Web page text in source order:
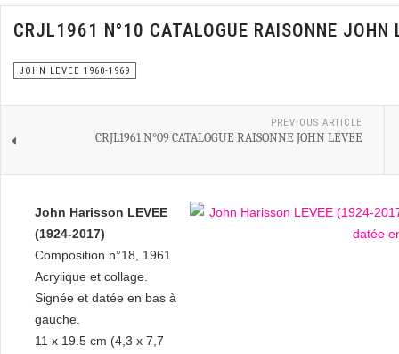
CRJL1961 N°10 CATALOGUE RAISONNE JOHN
JOHN LEVEE 1960-1969
PREVIOUS ARTICLE
CRJL1961 N°09 CATALOGUE RAISONNE JOHN LEVEE
John Harisson LEVEE
(1924-2017)
Composition n°18, 1961
Acrylique et collage.
Signée et datée en bas à
gauche.
11 x 19.5 cm (4,3 x 7,7